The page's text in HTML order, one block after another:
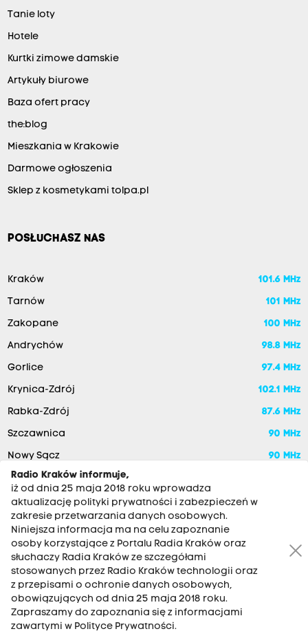
Tanie loty
Hotele
Kurtki zimowe damskie
Artykuły biurowe
Baza ofert pracy
the:blog
Mieszkania w Krakowie
Darmowe ogłoszenia
Sklep z kosmetykami tolpa.pl
POSŁUCHASZ NAS
Kraków 101.6 MHz
Tarnów 101 MHz
Zakopane 100 MHz
Andrychów 98.8 MHz
Gorlice 97.4 MHz
Krynica-Zdrój 102.1 MHz
Rabka-Zdrój 87.6 MHz
Szczawnica 90 MHz
Nowy Sącz 90 MHz
RADIO KRAKÓW SA. Aleja Juliusza Słowackiego 22, 30-007
Kraków
Antena: 12 200 33 33
Radio Kraków informuje,
iż od dnia 25 maja 2018 roku wprowadza
aktualizację polityki prywatności i zabezpieczeń w
zakresie przetwarzania danych osobowych.
Niniejsza informacja ma na celu zapoznanie
osoby korzystające z Portalu Radia Kraków oraz
słuchaczy Radia Kraków ze szczegółami
stosowanych przez Radio Kraków technologii oraz
z przepisami o ochronie danych osobowych,
obowiązujących od dnia 25 maja 2018 roku.
Zapraszamy do zapoznania się z informacjami
zawartymi w Polityce Prywatności.